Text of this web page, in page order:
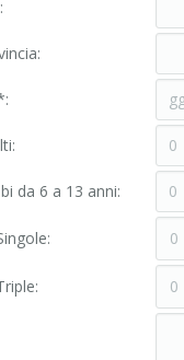
da 6 a 13 anni: